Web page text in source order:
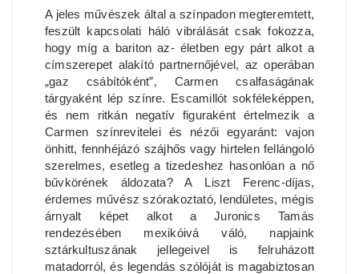
A jeles művészek által a színpadon megteremtett,
feszült kapcsolati háló vibrálását csak fokozza,
hogy míg a bariton az- életben egy párt alkot a
címszerepet alakító partnernőjével, az operában
„gaz csábítóként”, Carmen csalfaságának
tárgyaként lép színre. Escamillót sokféleképpen,
és nem ritkán negatív figuraként értelmezik a
Carmen színrevitelei és nézői egyaránt: vajon
önhitt, fennhéjázó szájhős vagy hirtelen fellángoló
szerelmes, esetleg a tizedeshez hasonlóan a nő
bűvkörének áldozata? A Liszt Ferenc-díjas,
érdemes művész szórakoztató, lendületes, mégis
árnyalt képet alkot a Juronics Tamás
rendezésében mexikóivá váló, napjaink
sztárkultuszának jellegeivel is felruházott
matadorról, és legendás szólóját is magabiztosan